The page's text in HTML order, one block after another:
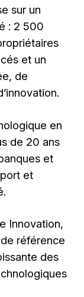
sur un
: 2 500
et un
de
en
de 20 ans
et
et
Innovation,
référence
des